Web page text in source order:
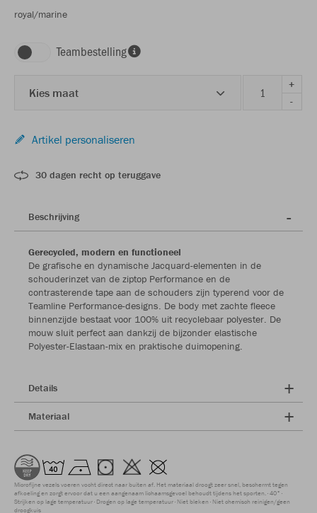
royal/marine
Teambestelling
Kies maat
+
-
Artikel personaliseren
30 dagen recht op teruggave
Beschrijving
Gerecycled, modern en functioneel
De grafische en dynamische Jacquard-elementen in de
schouderinzet van de ziptop Performance en de
contrasterende tape aan de schouders zijn typerend voor de
Teamline Performance-designs. De body met zachte fleece
binnenzijde bestaat voor 100% uit recyclebaar polyester. De
mouw sluit perfect aan dankzij de bijzonder elastische
Polyester-Elastaan-mix en praktische duimopening.
Details
Materiaal
Microfijne vezels voeren vocht direct naar buiten af. Het materiaal droogt zeer snel, beschermt tegen
afkoeling en zorgt ervoor dat u een aangenaam lichaamsgevoel behoudt tijdens het sporten. 40°
Strijken op lage temperatuur Drogen op lage temperatuur Niet bleken Niet chemisch reinigen/geen
droogkuis